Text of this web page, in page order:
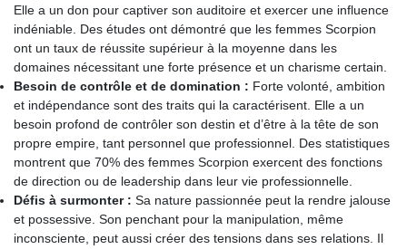
Elle a un don pour captiver son auditoire et exercer une influence
indéniable. Des études ont démontré que les femmes Scorpion
ont un taux de réussite supérieur à la moyenne dans les
domaines nécessitant une forte présence et un charisme certain.
Besoin de contrôle et de domination : Forte volonté, ambition
et indépendance sont des traits qui la caractérisent. Elle a un
besoin profond de contrôler son destin et d’être à la tête de son
propre empire, tant personnel que professionnel. Des statistiques
montrent que 70% des femmes Scorpion exercent des fonctions
de direction ou de leadership dans leur vie professionnelle.
Défis à surmonter : Sa nature passionnée peut la rendre jalouse
et possessive. Son penchant pour la manipulation, même
inconsciente, peut aussi créer des tensions dans ses relations. Il